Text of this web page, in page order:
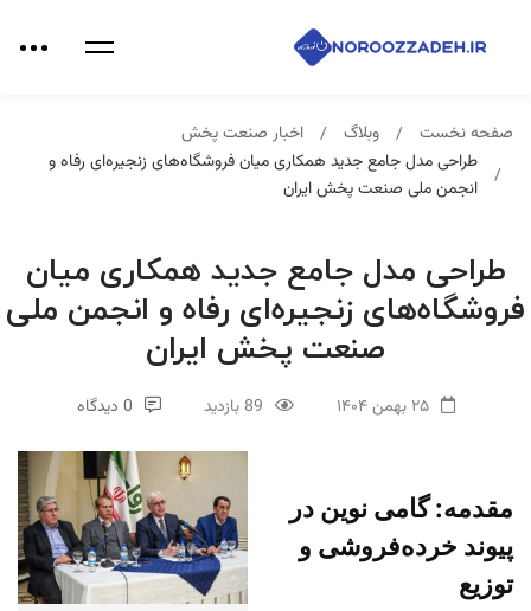
صفحه نخست وبلاگ
اخبار صنعت پخش
طراحی مدل جامع جدید همکاری میان فروشگاه‌های زنجیره‌ای رفاه و
انجمن ملی صنعت پخش ایران
طراحی مدل جامع جدید همکاری میان
فروشگاه‌های زنجیره‌ای رفاه و انجمن ملی
صنعت پخش ایران
۲۵ بهمن ۱۴۰۴ 89 بازدید 0 دیدگاه
مقدمه: گامی نوین در
پیوند خرده‌فروشی و
توزیع